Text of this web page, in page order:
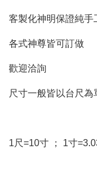
客製化神明保證純手
各式神尊皆可訂做
歡迎洽詢
尺寸一般皆以台尺為
1尺=10寸 ； 1寸